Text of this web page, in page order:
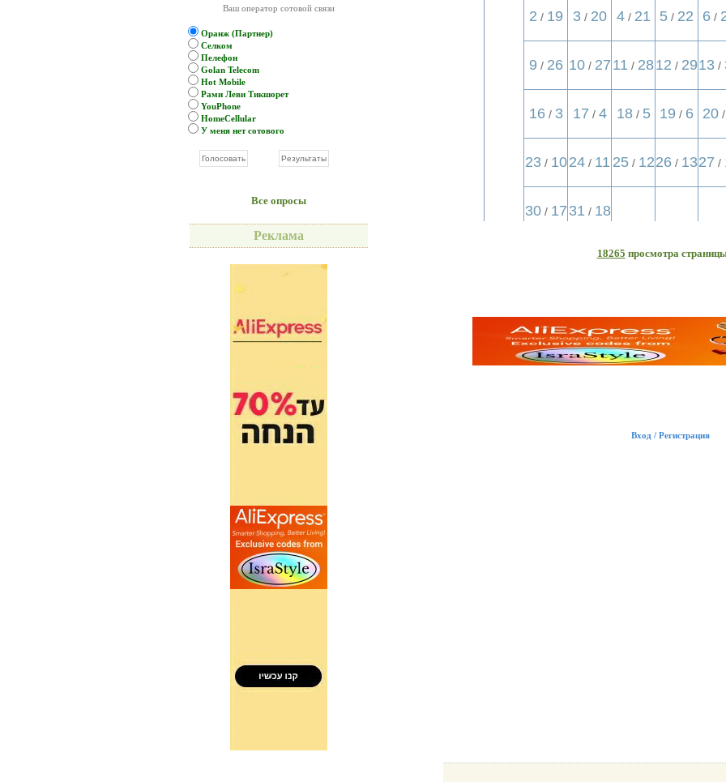
Ваш оператор сотовой связи
Оранж (Партнер)
Селком
Пелефон
Golan Telecom
Hot Mobile
Рами Леви Тикшорет
YouPhone
HomeCellular
У меня нет сотового
Все опросы
Реклама
18265 просмотра
Вход / Регистрация